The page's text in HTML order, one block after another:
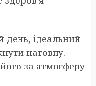
день, ідеальний
натовпу.
за атмосферу